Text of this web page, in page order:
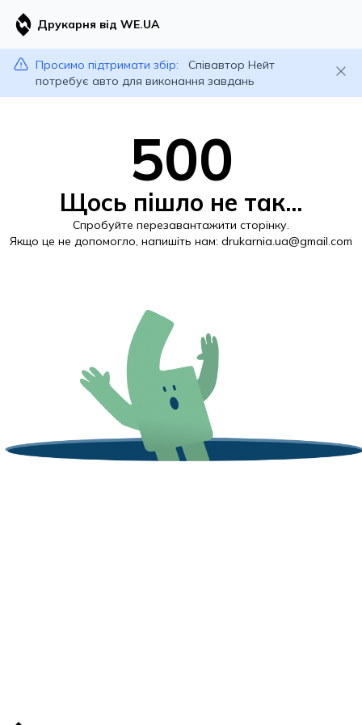
Друкарня від WE.UA
Просимо підтримати збір:
Співавтор Нейт
потребує авто для виконання завдань
500
Щось пішло не так...
Спробуйте перезавантажити сторінку.
Якщо це не допомогло, напишіть нам: drukarnia.ua@gmail.com